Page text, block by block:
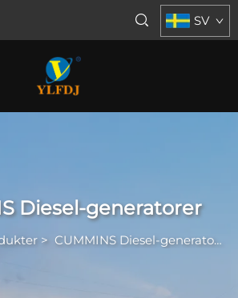
SV
Diesel-generatorer
> CUMMINS Diesel-generatorer